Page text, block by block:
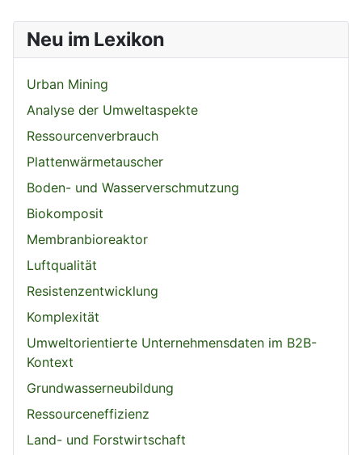
Neu im Lexikon
Urban Mining
Analyse der Umweltaspekte
Ressourcenverbrauch
Plattenwärmetauscher
Boden- und Wasserverschmutzung
Biokomposit
Membranbioreaktor
Luftqualität
Resistenzentwicklung
Komplexität
Umweltorientierte Unternehmensdaten im B2B-
Kontext
Grundwasserneubildung
Ressourceneffizienz
Land- und Forstwirtschaft